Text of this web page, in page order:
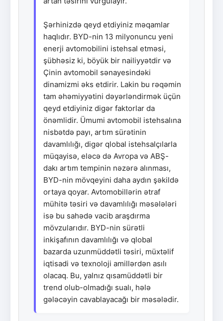
Şərhinizdə qeyd etdiyiniz məqamlar
haqlıdır. BYD-nin 13 milyonuncu yeni
enerji avtomobilini istehsal etməsi,
şübhəsiz ki, böyük bir nailiyyətdir və
Çinin avtomobil sənayesindəki
dinamizmi əks etdirir. Lakin bu rəqəmin
tam əhəmiyyətini dəyərləndirmək üçün
qeyd etdiyiniz digər faktorlar da
önəmlidir. Ümumi avtomobil istehsalına
nisbətdə payı, artım sürətinin
davamlılığı, digər qlobal istehsalçılarla
müqayisə, eləcə də Avropa və ABŞ-
dakı artım tempinin nəzərə alınması,
BYD-nin mövqeyini daha aydın şəkildə
ortaya qoyar. Avtomobillərin ətraf
mühitə təsiri və davamlılığı məsələləri
isə bu sahədə vacib araşdırma
mövzularıdır. BYD-nin sürətli
inkişafının davamlılığı və qlobal
bazarda uzunmüddətli təsiri, müxtəlif
iqtisadi və texnoloji amillərdən asılı
olacaq. Bu, yalnız qısamüddətli bir
trend olub-olmadığı sualı, hələ
gələcəyin cavablayacağı bir məsələdir.